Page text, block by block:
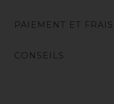
PAIEMENT ET
CONSEILS